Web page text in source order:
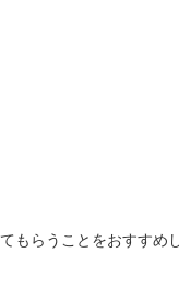
もらうことをおすすめし